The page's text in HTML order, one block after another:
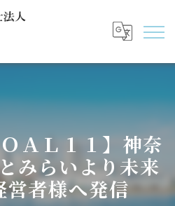
ＡＬ１１】神奈
みらいより未来
営者様へ発信